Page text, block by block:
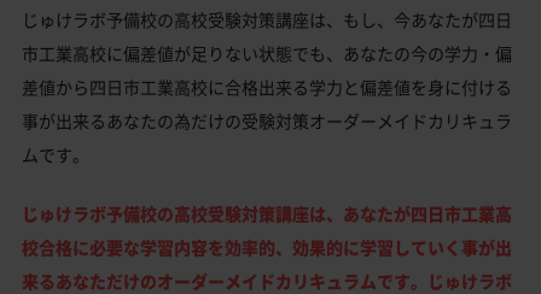
じゅけラボ予備校の高校受験対策講座は、もし、今あなたが四日
市工業高校に偏差値が足りない状態でも、あなたの今の学力・偏
差値から四日市工業高校に合格出来る学力と偏差値を身に付ける
事が出来るあなたの為だけの受験対策オーダーメイドカリキュラ
ムです。
じゅけラボ予備校の高校受験対策講座は、あなたが四日市工業高
校合格に必要な学習内容を効率的、効果的に学習していく事が出
来るあなただけのオーダーメイドカリキュラムです。じゅけラボ